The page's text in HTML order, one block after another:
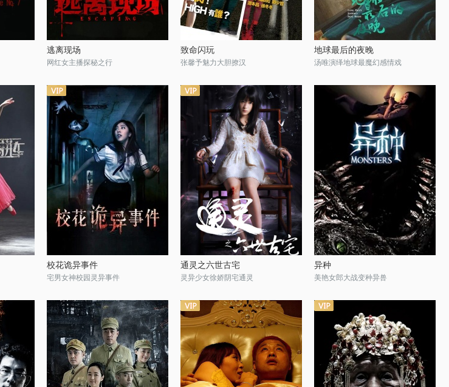
逃离现场
网红女主播探秘之行
致命闪玩
张馨予魅力大胆撩汉
地球最后的夜晚
汤唯演绎地球最魔幻感情戏
校花诡异事件
宅男女神校园灵异事件
通灵之六世古宅
灵异少女徐娇阴宅通灵
异种
美艳女郎大战变种异兽